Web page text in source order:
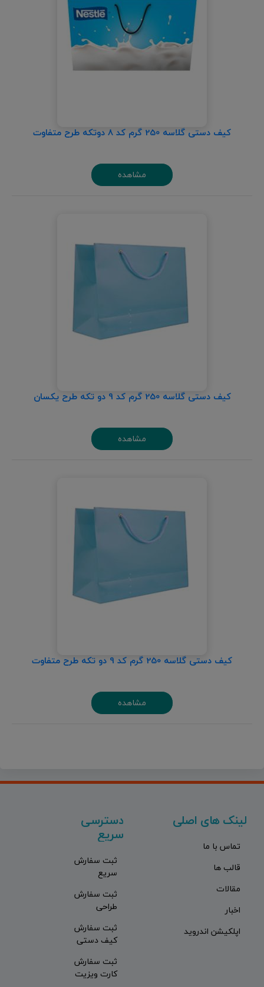
کیف دستی گلاسه 250 گرم کد 8 دوتکه طرح متفاوت
مشاهده
کیف دستی گلاسه 250 گرم کد 9 دو تکه طرح یکسان
مشاهده
کیف دستی گلاسه 250 گرم کد 9 دو تکه طرح متفاوت
مشاهده
لینک های اصلی
تماس با ما
قالب ها
مقالات
اخبار
اپلکیشن اندروید
دسترسی
سریع
ثبت سفارش
سریع
ثبت سفارش
طراحی
ثبت سفارش
کیف دستی
ثبت سفارش
کارت ویزیت